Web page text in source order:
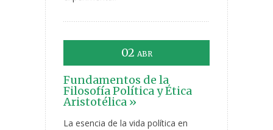
02 ABR
Fundamentos de la
Filosofía Política y Ética
Aristotélica »
La esencia de la vida política en